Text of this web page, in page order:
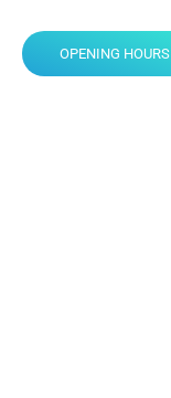
OPENING HOURS